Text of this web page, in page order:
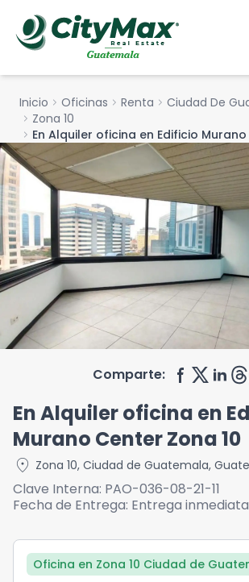
Inicio chevron_right Oficinas chevron_right Renta chevron_right Ciudad De
chevron_right Zona 10
chevron_right En Alquiler oficina en Edificio
Comparte:
En Alquiler oficina en
Murano Center Zona 10
location_on Zona 10, Ciudad de Guatemala,
Clave Interna: PAO-036-08-21-11
Fecha de Entrega: Entrega inmediata
Oficina en Zona 10 Ciudad de